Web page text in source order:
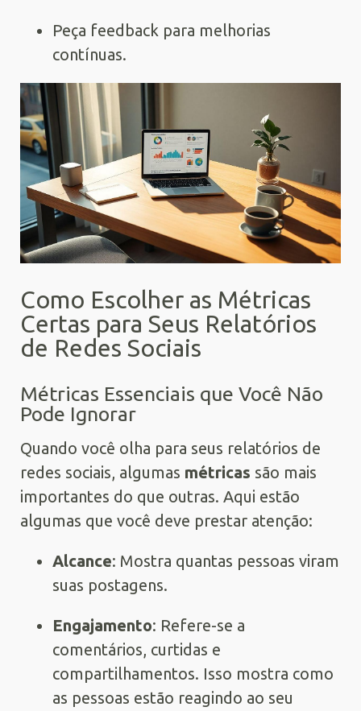
Peça feedback para melhorias
contínuas.
Como Escolher as Métricas
Certas para Seus Relatórios
de Redes Sociais
Métricas Essenciais que Você Não
Pode Ignorar
Quando você olha para seus relatórios de
redes sociais, algumas métricas são mais
importantes do que outras. Aqui estão
algumas que você deve prestar atenção:
Alcance: Mostra quantas pessoas viram
suas postagens.
Engajamento: Refere-se a
comentários, curtidas e
compartilhamentos. Isso mostra como
as pessoas estão reagindo ao seu